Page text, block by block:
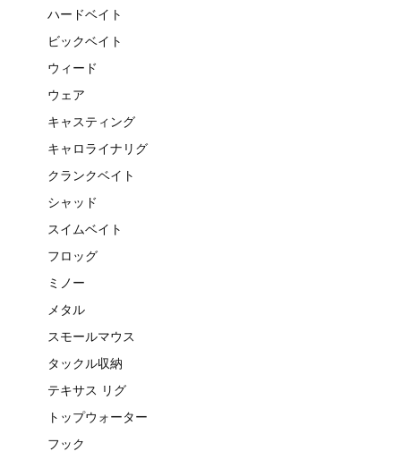
ハードベイト
ビックベイト
ウィード
ウェア
キャスティング
キャロライナリグ
クランクベイト
シャッド
スイムベイト
フロッグ
ミノー
メタル
スモールマウス
タックル収納
テキサス リグ
トップウォーター
フック